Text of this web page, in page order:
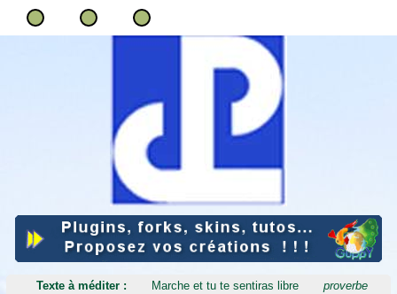
Texte à méditer : Marche et tu te sentiras libre
proverbe